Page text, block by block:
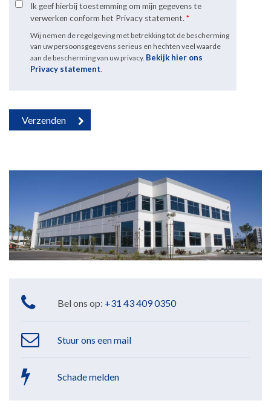
Ik geef hierbij toestemming om mijn gegevens te
verwerken conform het Privacy statement. *
Wij nemen de regelgeving met betrekking tot de bescherming
van uw persoonsgegevens serieus en hechten veel waarde
aan de bescherming van uw privacy. Bekijk hier ons
Privacy statement
Bel ons op: +31 43 409 0350
Stuur ons een mail
Schade melden